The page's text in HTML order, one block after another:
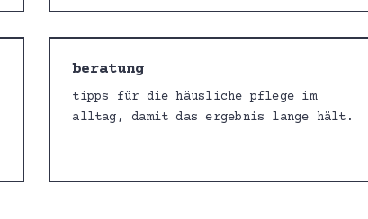
beratung
tipps für die häusliche pflege im
alltag, damit das ergebnis lange hält.